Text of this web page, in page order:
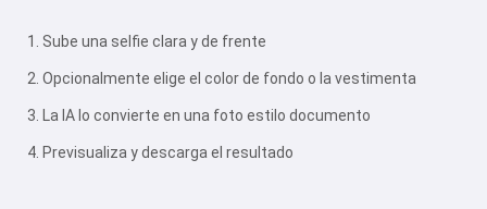
Sube una selfie clara y de frente
Opcionalmente elige el color de fondo o la vestimenta
La IA lo convierte en una foto estilo documento
Previsualiza y descarga el resultado